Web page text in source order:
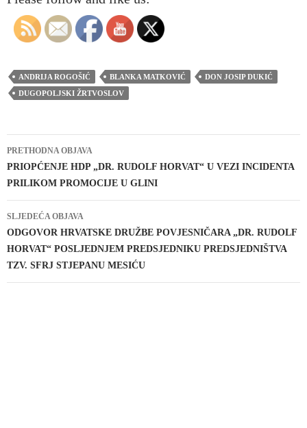
ANDRIJA ROGOŠIĆ BLANKA MATKOVIĆ
DON JOSIP DUKIĆ
DUGOPOLJSKI ŽRTVOSLOV
Navigacija
objava
PRETHODNA OBJAVA
PRIOPĆENJE HDP „DR. RUDOLF HORVAT“ U VEZI INCIDENTA
PRILIKOM PROMOCIJE U GLINI
SLJEDEĆA OBJAVA
ODGOVOR HRVATSKE DRUŽBE POVJESNIČARA „DR. RUDOLF
HORVAT“ POSLJEDNJEM PREDSJEDNIKU PREDSJEDNIŠTVA
TZV. SFRJ STJEPANU MESIĆU